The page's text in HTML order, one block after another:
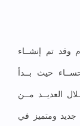
معهــد البصائــر للتدريــب تأســس عــام 2006م وقد تم إنشــاء
حيث بــدأ
العديــد مــن
جديد ومتميز في